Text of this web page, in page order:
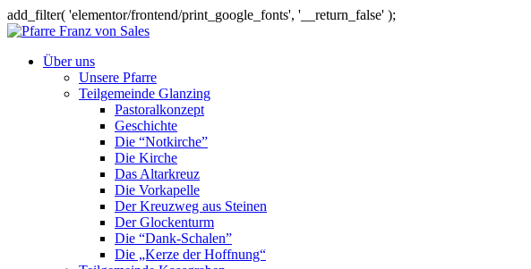
add_filter( 'elementor/frontend/print_google_fonts', '__return_false' );
Über uns
Unsere Pfarre
Teilgemeinde Glanzing
Pastoralkonzept
Geschichte
Die “Notkirche”
Die Kirche
Das Altarkreuz
Die Vorkapelle
Der Kreuzweg aus Steinen
Der Glockenturm
Die “Dank-Schalen”
Die „Kerze der Hoffnung“